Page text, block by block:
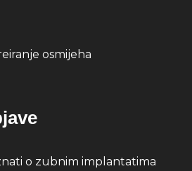
osmijeha
o zubnim implantatima